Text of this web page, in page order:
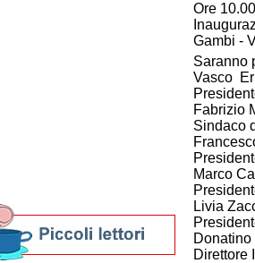
Ore 10.00
Gambi -
Saranno
Vasco
Fabrizio
Sindaco
Marco
Livia
Direttore